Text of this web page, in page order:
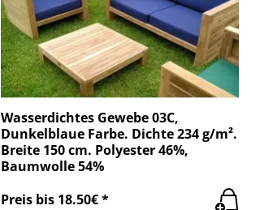
Wasserdichtes Gewebe 03C,
Dunkelblaue Farbe. Dichte 234 g/m².
Breite 150 cm. Polyester 46%,
Baumwolle 54%
Preis bis 18.50€ *